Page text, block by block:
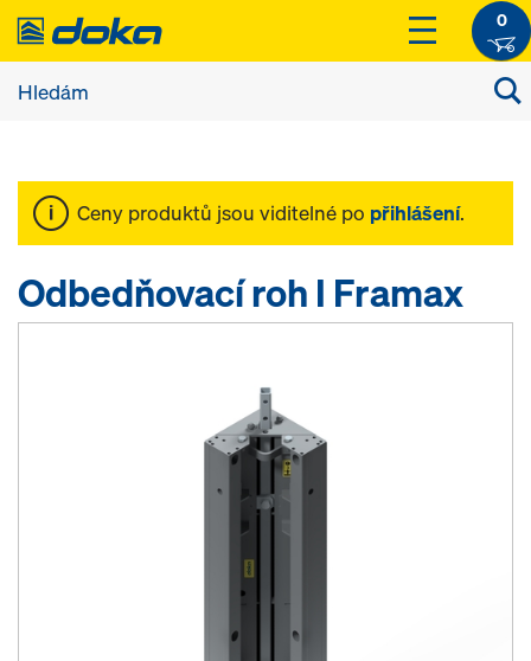
0
Ceny produktů jsou viditelné po přihlášení.
Odbedňovací roh I Framax